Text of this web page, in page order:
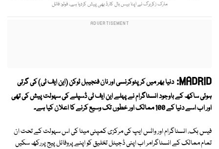
مارک زکربرگ نے اپنا بیس بال کارڈ بھی پیش کردیا ہے۔ فوٹو: فائل
MADRID: دنیا بھر میں کرپٹوکرنسی اور نان فنجیبل ٹوکن (این ایف ٹی) کی گرتی
ہوئی ساکھ کے باوجود انسٹاگرام نے پہلے این ایف ٹی ڈسپلے کی سہولت پیش کی تھی
اور اب اسے دنیا کے 100 ممالک اور خطوں تک وسیع کرنے کا اعلان کیا ہے۔
فیس بک، انسٹاگرام اور واٹس ایپ کی مرکزی کمپنی میٹا کی اس سہولت کے تحت ان
تمام ممالک کے انسٹاگرامر اب اپنی ڈجیٹل تخلیق کو اپنے پروفائل پیج پررکھ سکیں